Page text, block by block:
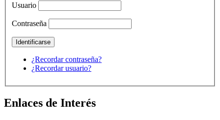
Usuario
Contraseña
¿Recordar contraseña?
¿Recordar usuario?
Enlaces de Interés